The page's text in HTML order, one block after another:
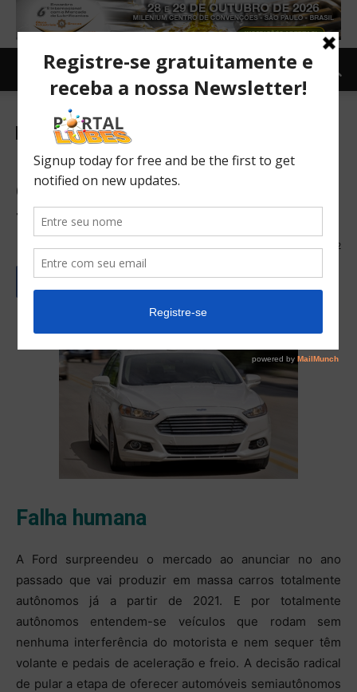
Carro e Moto Carro
Falha humana acelera
chegada de carros
totalmente autônomos
20/02/2017 132
Falha humana
A Ford surpreendeu o mercado ao anunciar no ano
passado que vai produzir em massa carros totalmente
autônomos já a partir de 2021. E por totalmente
autônomos entendem-se veículos que rodam sem
nenhuma interferência do motorista e nem sequer têm
volante e pedais de aceleração e freio. A decisão radical
de pular a etapa de oferecer automóveis semiautônomos